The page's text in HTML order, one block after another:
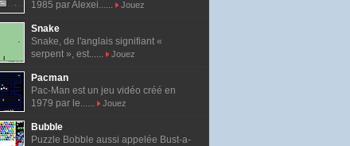
1985 par Alexei......
Jouez
Snake
Snake, de l'anglais signifiant «
serpent », est......
Jouez
Pacman
Pac-Man est un jeu vidéo créé en
1979 par le......
Jouez
Bubble
Puzzle Bobble aussi appelée Bust-a-